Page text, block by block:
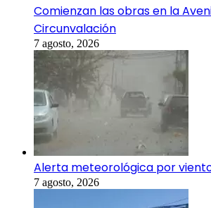
Comienzan las obras en la
Circunvalación
7 agosto, 2026
Alerta meteorológica por
7 agosto, 2026